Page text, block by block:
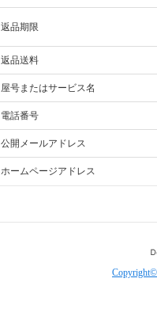
返品期限
返品送料
屋号またはサービス名
電話番号
公開メールアドレス
ホームページアドレス
Copyright©